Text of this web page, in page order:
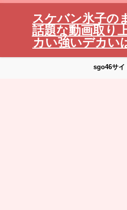
スケバン氷子の
話題な動画取り
カい強いデカい
sgo46サイ